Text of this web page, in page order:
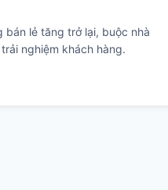
bán lẻ tăng trở lại, buộc nhà
nghiệm khách hàng.